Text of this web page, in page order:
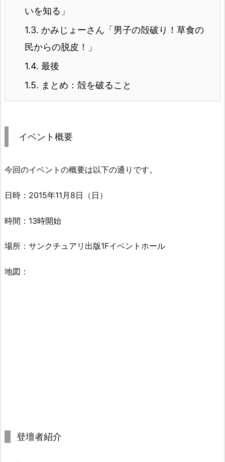
いを知る」
1.3. かみじょーさん「男子の殻破り！草食の
民からの脱皮！」
1.4. 最後
1.5. まとめ：殻を破ること
イベント概要
今回のイベントの概要は以下の通りです。
日時：2015年11月8日（日）
時間：13時開始
場所：サンクチュアリ出版1Fイベントホール
地図：
登壇者紹介